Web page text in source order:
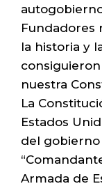
Fundadores
la historia y
nuestra
La
Estados
del gobierno
Armada de